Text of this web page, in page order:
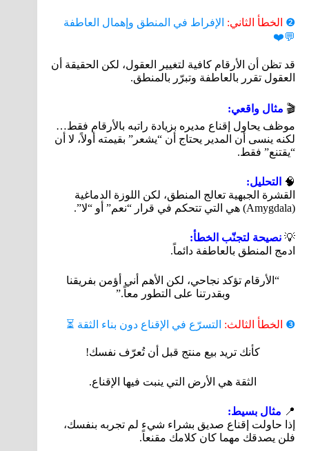
❷ الخطأ الثاني: الإفراط في المنطق وإهمال العاطفة
💬❤️
قد تظن أن الأرقام كافية لتغيير العقول، لكن الحقيقة أن
العقول تقرر بالعاطفة وتبرّر بالمنطق.
🎬 مثال واقعي:
موظف يحاول إقناع مديره بزيادة راتبه بالأرقام فقط…
لكنه ينسى أن المدير يحتاج أن “يشعر” بقيمته أولاً، لا أن
“يقتنع” فقط.
🧠
التحليل:
القشرة الجبهية تعالج المنطق، لكن اللوزة الدماغية
(Amygdala) هي التي تتحكم في قرار “نعم” أو “لا”.
💡 نصيحة لتجنّب الخطأ:
ادمج المنطق بالعاطفة دائماً.
“الأرقام تؤكد نجاحي، لكن الأهم أني أؤمن بفريقنا
وبقدرتنا على التطور معاً.”
❸ الخطأ الثالث: التسرّع في الإقناع دون بناء الثقة ⏳
كأنك تريد بيع منتج قبل أن تُعرّف نفسك!
الثقة هي الأرض التي ينبت فيها الإقناع.
📍 مثال بسيط:
إذا حاولت إقناع صديق بشراء شيء لم تجربه بنفسك،
فلن يصدقك مهما كان كلامك مقنعاً.